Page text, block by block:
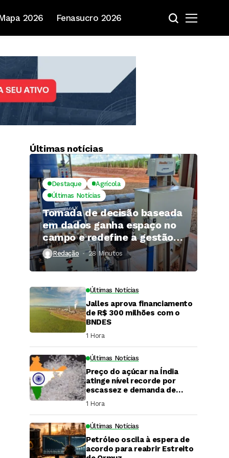
2026 Fenasucro 2026
Últimas notícias
Destaque
Agrícola
Últimas Notícias
Tomada de decisão baseada
em dados ganha espaço no
campo e redefine a gestão
hídrica das propriedades
rurais
Redação 28 Minutos ⁮
Últimas Notícias
Jalles aprova financiamento
de R$ 300 milhões com o
BNDES
1 Hora ⁮
Últimas Notícias
Preço do açúcar na Índia
atinge nível recorde por
escassez e demanda de
festivais
1 Hora ⁮
Últimas Notícias
Petróleo oscila à espera de
acordo para reabrir Estreito
DaCana Cast
Fenasucro 2026